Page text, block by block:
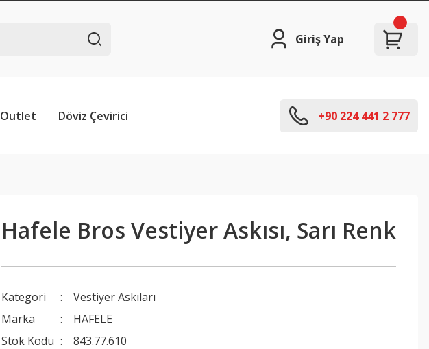
Giriş Yap
Outlet Döviz Çevirici +90 224 441 2 777
Hafele Bros Vestiyer Askısı, Sarı Renk
Kategori
Vestiyer Askıları
Marka
HAFELE
Stok Kodu
843.77.610